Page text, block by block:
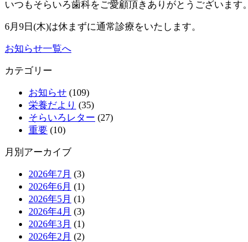
いつもそらいろ歯科をご愛顧頂きありがとうございます。
6月9日(木)は休まずに通常診療をいたします。
お知らせ一覧へ
カテゴリー
お知らせ (109)
栄養だより (35)
そらいろレター (27)
重要 (10)
月別アーカイブ
2026年7月 (3)
2026年6月 (1)
2026年5月 (1)
2026年4月 (3)
2026年3月 (1)
2026年2月 (2)